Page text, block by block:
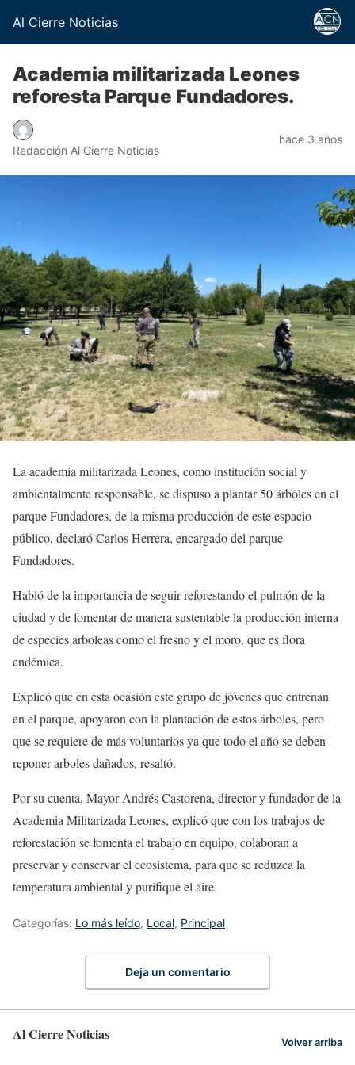
Al Cierre Noticias
Academia militarizada Leones
reforesta Parque Fundadores.
Redacción Al Cierre Noticias
hace 3 años
La academia militarizada Leones, como institución social y
ambientalmente responsable, se dispuso a plantar 50 árboles en el
parque Fundadores, de la misma producción de este espacio
público, declaró Carlos Herrera, encargado del parque
Fundadores.
Habló de la importancia de seguir reforestando el pulmón de la
ciudad y de fomentar de manera sustentable la producción interna
de especies arboleas como el fresno y el moro, que es flora
endémica.
Explicó que en esta ocasión este grupo de jóvenes que entrenan
en el parque, apoyaron con la plantación de estos árboles, pero
que se requiere de más voluntarios ya que todo el año se deben
reponer arboles dañados, resaltó.
Por su cuenta, Mayor Andrés Castorena, director y fundador de la
Academia Militarizada Leones, explicó que con los trabajos de
reforestación se fomenta el trabajo en equipo, colaboran a
preservar y conservar el ecosistema, para que se reduzca la
temperatura ambiental y purifique el aire.
Categorías: Lo más leído, Local, Principal
Deja un comentario
Al Cierre Noticias Volver arriba